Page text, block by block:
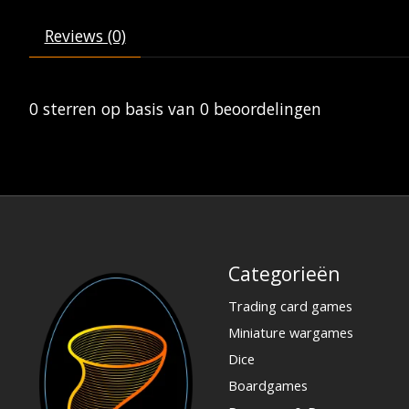
Reviews (0)
0 sterren op basis van 0 beoordelingen
Categorieën
Trading card games
Miniature wargames
Dice
Boardgames